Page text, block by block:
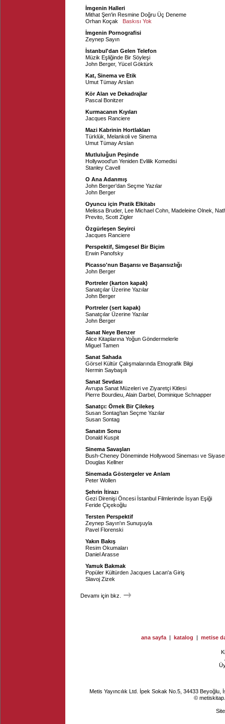
İmgenin Halleri
Mithat Şen'in Resmine Doğru Üç Deneme
Orhan Koçak
Baskısı Yok
İmgenin Pornografisi
Zeynep Sayın
İstanbul'dan Gelen Telefon
Müzik Eşliğinde Bir Söyleşi
John Berger, Yücel Göktürk
Kat, Sinema ve Etik
Umut Tümay Arslan
Kör Alan ve Dekadrajlar
Pascal Bonitzer
Kurmacanın Kıyıları
Jacques Ranciere
Mazi Kabrinin Hortlakları
Türklük, Melankoli ve Sinema
Umut Tümay Arslan
Mutluluğun Peşinde
Hollywood'un Yeniden Evlilik Komedisi
Stanley Cavell
O Ana Adanmış
John Berger'dan Seçme Yazılar
John Berger
Oyuncu için Pratik Elkitabı
Melissa Bruder, Lee Michael Cohn Madeleine Olnek
Previto Scott Zigler
Özgürleşen Seyirci
Jacques Ranciere
Perspektif, Simgesel Bir Biçim
Erwin Panofsky
Picasso'nun Başarısı ve Başarısızlığı
John Berger
Portreler (karton kapak)
Sanatçılar Üzerine Yazılar
John Berger
Portreler (sert kapak)
Sanatçılar Üzerine Yazılar
John Berger
Sanat Neye Benzer
Alice Kitaplarına Yoğun Göndermelerle
Miguel Tamen
Sanat Sahada
Görsel Kültür Çalışmalarında Etnografik Bilgi
Nermin Saybaşılı
Sanat Sevdası
Avrupa Sanat Müzeleri ve Ziyaretçi Kitlesi
Pierre Bourdieu Alain Darbel Dominique Schnapper
Sanatçı: Örnek Bir Çilekeş
Susan Sontag'tan Seçme Yazılar
Susan Sontag
Sanatın Sonu
Donald Kuspit
Sinema Savaşları
Bush-Cheney Döneminde Hollywood Sineması ve
Douglas Kellner
Sinemada Göstergeler ve Anlam
Peter Wollen
Şehrin İtirazı
Gezi Direnişi Öncesi İstanbul Filmlerinde İsyan Eşiği
Feride Çiçekoğlu
Tersten Perspektif
Zeynep Sayın'ın Sunuşuyla
Pavel Florenski
Yakın Bakış
Resim Okumaları
Daniel Arasse
Yamuk Bakmak
Popüler Kültürden Jacques Lacan'a Giriş
Slavoj Zizek
Devamı için bkz.
ana sayfa | katalog | metise
Metis Yayıncılık Ltd. İpek Sokak No.5, 34433
©